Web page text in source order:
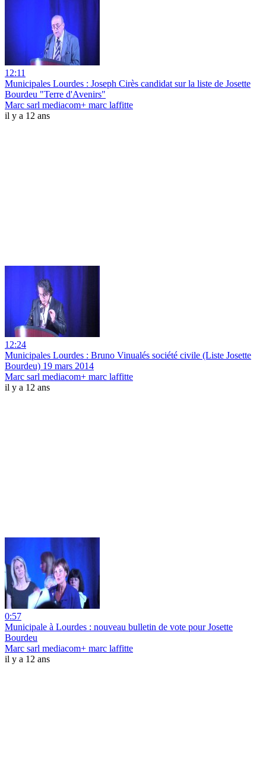
12:11
Municipales Lourdes : Joseph Cirès candidat sur la liste de Josette
Bourdeu "Terre d'Avenirs"
Marc sarl mediacom+ marc laffitte
il y a 12 ans
12:24
Municipales Lourdes : Bruno Vinualés société civile (Liste Josette
Bourdeu) 19 mars 2014
Marc sarl mediacom+ marc laffitte
il y a 12 ans
0:57
Municipale à Lourdes : nouveau bulletin de vote pour Josette
Bourdeu
Marc sarl mediacom+ marc laffitte
il y a 12 ans